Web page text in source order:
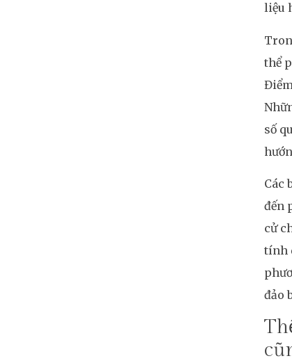
liệu
thể
số
Các
đến
cử
tính
đảo